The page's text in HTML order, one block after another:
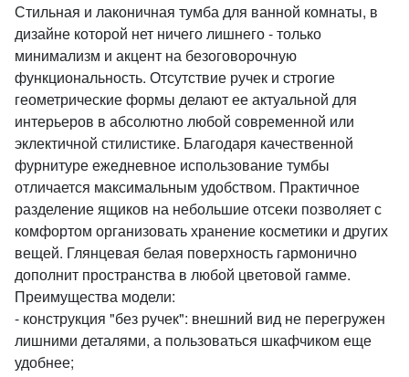
Стильная и лаконичная тумба для ванной комнаты, в
дизайне которой нет ничего лишнего - только
минимализм и акцент на безоговорочную
функциональность. Отсутствие ручек и строгие
геометрические формы делают ее актуальной для
интерьеров в абсолютно любой современной или
эклектичной стилистике. Благодаря качественной
фурнитуре ежедневное использование тумбы
отличается максимальным удобством. Практичное
разделение ящиков на небольшие отсеки позволяет с
комфортом организовать хранение косметики и других
вещей. Глянцевая белая поверхность гармонично
дополнит пространства в любой цветовой гамме.
Преимущества модели:
- конструкция "без ручек": внешний вид не перегружен
лишними деталями, а пользоваться шкафчиком еще
удобнее;